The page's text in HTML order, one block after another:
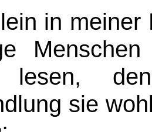
in
lesen,
sie